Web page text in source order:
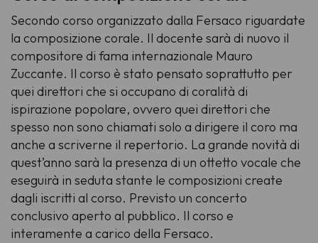
Secondo corso organizzato dalla Fersaco riguardate
la composizione corale. Il docente sarà di nuovo il
compositore di fama internazionale Mauro
Zuccante. Il corso è stato pensato soprattutto per
quei direttori che si occupano di coralità di
ispirazione popolare, ovvero quei direttori che
spesso non sono chiamati solo a dirigere il coro ma
anche a scriverne il repertorio. La grande novità di
quest’anno sarà la presenza di un ottetto vocale che
eseguirà in seduta stante le composizioni create
dagli iscritti al corso. Previsto un concerto
conclusivo aperto al pubblico. Il corso e
interamente a carico della Fersaco.